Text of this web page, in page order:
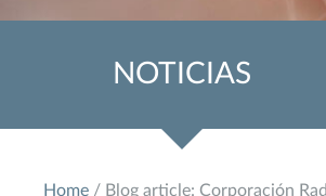
NOTICIAS
Home / Blog article: Corporación